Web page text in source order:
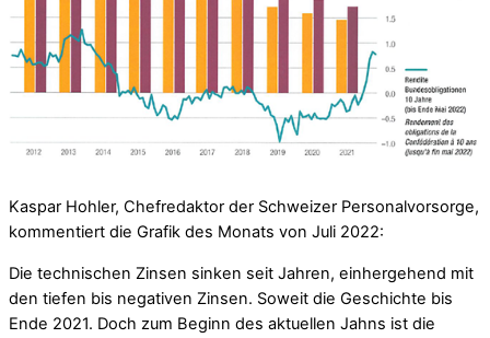
Kaspar Hohler, Chefredaktor der Schweizer Personalvorsorge,
kommentiert die Grafik des Monats von Juli 2022:
Die technischen Zinsen sinken seit Jahren, einhergehend mit
den tiefen bis negativen Zinsen. Soweit die Geschichte bis
Ende 2021. Doch zum Beginn des aktuellen Jahns ist die